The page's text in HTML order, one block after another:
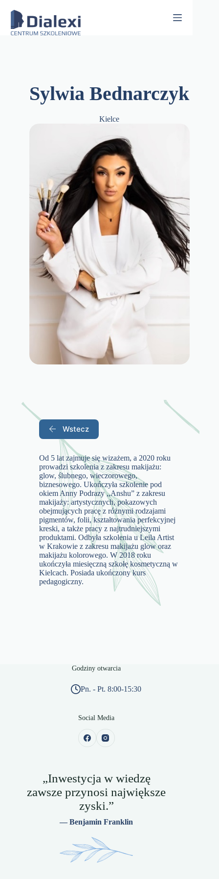
content
Sylwia Bednarczyk
Kielce
Wstecz
Od 5 lat zajmuje się wizażem, a 2020 roku
prowadzi szkolenia z zakresu makijażu:
glow, ślubnego, wieczorowego,
biznesowego. Ukończyła szkolenie pod
okiem Anny Podrazy ,,Anshu” z zakresu
makijaży: artystycznych, pokazowych
obejmujących pracę z różnymi rodzajami
pigmentów, folii, kształtowania perfekcyjnej
kreski, a także pracy z najtrudniejszymi
produktami. Odbyła szkolenia u Leila Artist
w Krakowie z zakresu makijażu glow oraz
makijażu kolorowego. W 2018 roku
ukończyła miesięczną szkołę kosmetyczną w
Kielcach. Posiada ukończony kurs
pedagogiczny.
Godziny otwarcia
Pn. - Pt. 8:00-15:30
Social Media
„Inwestycja w wiedzę
zawsze przynosi największe
zyski.”
— Benjamin Franklin